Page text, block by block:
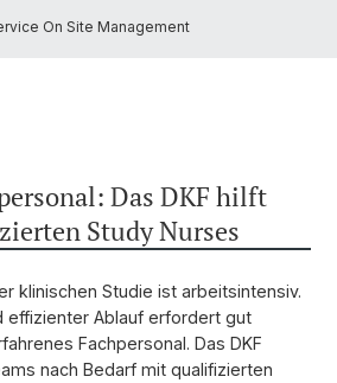
On Site Management
Das DKF hilft
Study Nurses
klinischen Studie ist arbeitsintensiv.
effizienter Ablauf erfordert gut
Fachpersonal. Das DKF
nach Bedarf mit qualifizierten